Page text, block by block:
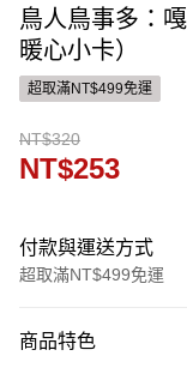
鳥人鳥事多：
暖心小卡）
超取滿NT$499免運
NT$320
NT$253
付款與運送方式
超取滿NT$499免運
信用卡一次付款
商品特色